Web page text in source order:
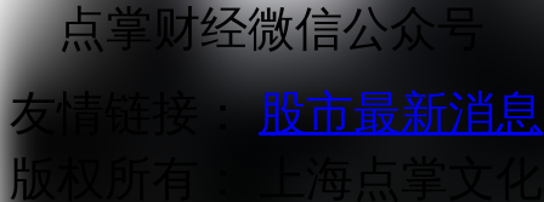
点掌财经微信公众号
友情链接：
股市最新消息
版权所有：